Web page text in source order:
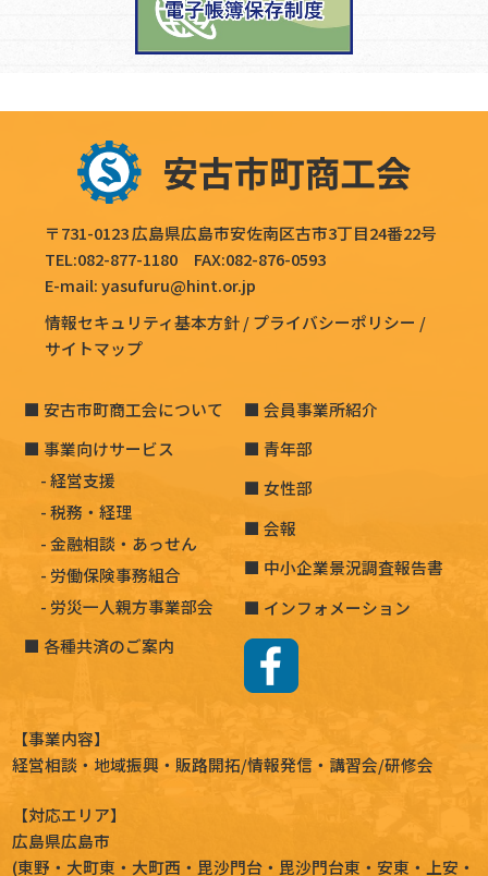
〒731-0123 広島県広島市安佐南区古市3丁目24番22号
TEL:082-877-1180
FAX:082-876-0593
E-mail:yasufuru@hint.or.jp
情報セキュリティ基本方針
プライバシーポリシー
サイトマップ
安古市町商工会について
事業向けサービス
経営支援
税務・経理
金融相談・あっせん
労働保険事務組合
労災一人親方事業部会
各種共済のご案内
会員事業所紹介
青年部
女性部
会報
中小企業景況調査報告書
インフォメーション
【事業内容】
経営相談 ・地域振興・ 販路開拓/情報発信・講習会/研修会
【対応エリア】
広島県広島市
(東野 ・ 大町東 ・ 大町西 ・ 毘沙門台 ・ 毘沙門台東 ・安東 ・ 上安 ・